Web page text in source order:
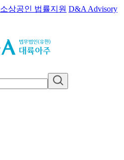
소상공인 법률지원 D&A Advisory